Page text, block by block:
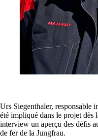
Intéressant également :
Mentions
Entreprise
Urs Siegenthaler, responsable
été impliqué dans le projet dès
interview un aperçu des défis
de fer de la Jungfrau.